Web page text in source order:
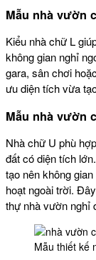
Mẫu nhà vườn
Kiểu nhà chữ L
không gian nghỉ
gara, sân chơi
ưu diện tích vừa
Mẫu nhà vườn
Nhà chữ U phù
đất có diện tích
tạo nên không
hoạt ngoài trời.
thự nhà vườn nghỉ
Mẫu thiết kế